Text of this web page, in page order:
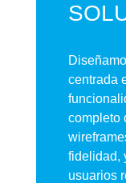
centrada
completo
fidelidad,
usuarios